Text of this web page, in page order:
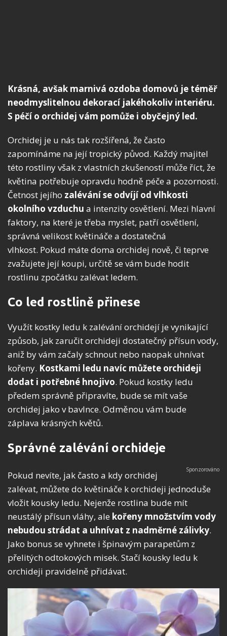
Krásná, avšak marnivá ozdoba domovů je téměř
neodmyslitelnou dekorací jakéhokoliv interiéru.
S péčí o orchidej vám pomůže i obyčejný led.
Orchidej je u nás tak rozšířená, že často
zapomínáme na její tropický původ. Každý majitel
této rostliny však z vlastních zkušeností může říct, že
květina potřebuje opravdu hodně péče a pozornosti.
Četnost jejího zalévání se odvíjí od vlhkosti
okolního vzduchu a intenzity osvětlení. Mezi hlavní
faktory, na které je třeba myslet, patří osvětlení,
správná velikost květináče a dostatečná
vlhkost. Pokud máte doma orchidej nově, či teprve
zvažujete její koupi, určitě se vám bude hodit
rostlinu zpočátku zalévat ledem.
Co led rostlině přinese
Využít kostky ledu k zalévání orchidejí je vynikající
způsob, jak zaručit orchideji dostatečný přísun vody,
aniž by vám začaly schnout nebo naopak uhnívat
kořeny. Kostkami ledu navíc můžete orchideji
dodat i potřebné hnojivo. Pokud kostky ledu
předem správně připravíte, bude se mít vaše
orchidej jako v bavlnce. Odměnou vám bude
záplava krásných květů.
Správné zalévání orchideje
Pokud nevíte, jak často a kdy orchidej
zalévat, můžete do květináče k orchideji jednoduše
vložit kousky ledu. Nejenže rostlina bude mít
neustálý přísun vláhy, ale kořeny množstvím vody
nebudou strádat a uhnívat z nadměrné zálivky.
Jako bonus se vyhnete i špinavým parapetům z
přelitých odtokových misek. Stačí kousky ledu k
orchideji pravidelně přidávat.